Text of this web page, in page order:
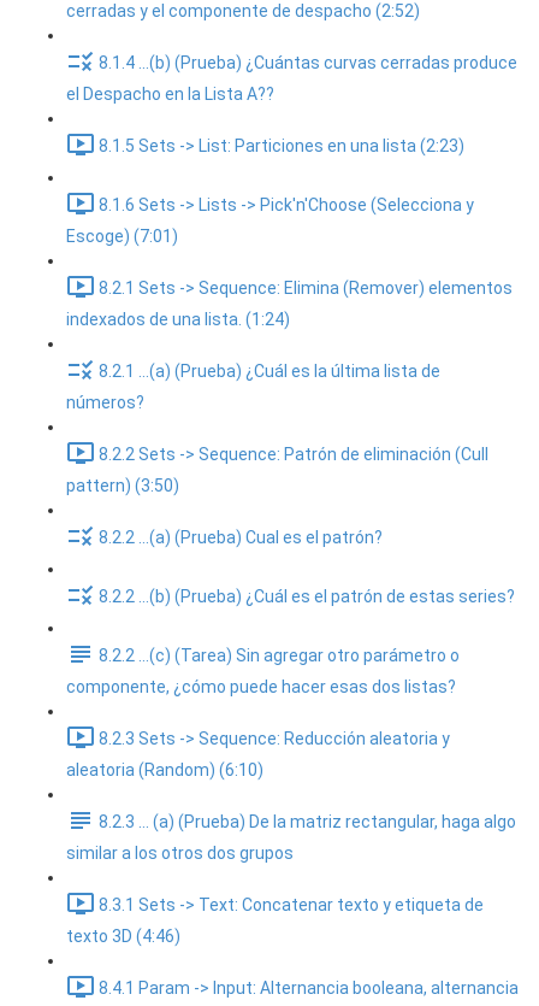
cerradas y el componente de despacho (2:52)
8.1.4 ...(b) (Prueba) ¿Cuántas curvas cerradas produce
el Despacho en la Lista A??
8.1.5 Sets -> List: Particiones en una lista (2:23)
8.1.6 Sets -> Lists -> Pick'n'Choose (Selecciona y
Escoge) (7:01)
8.2.1 Sets -> Sequence: Elimina (Remover) elementos
indexados de una lista. (1:24)
8.2.1 ...(a) (Prueba) ¿Cuál es la última lista de
números?
8.2.2 Sets -> Sequence: Patrón de eliminación (Cull
pattern) (3:50)
8.2.2 ...(a) (Prueba) Cual es el patrón?
8.2.2 ...(b) (Prueba) ¿Cuál es el patrón de estas series?
8.2.2 ...(c) (Tarea) Sin agregar otro parámetro o
componente, ¿cómo puede hacer esas dos listas?
8.2.3 Sets -> Sequence: Reducción aleatoria y
aleatoria (Random) (6:10)
8.2.3 ... (a) (Prueba) De la matriz rectangular, haga algo
similar a los otros dos grupos
8.3.1 Sets -> Text: Concatenar texto y etiqueta de
texto 3D (4:46)
8.4.1 Param -> Input: Alternancia booleana, alternancia